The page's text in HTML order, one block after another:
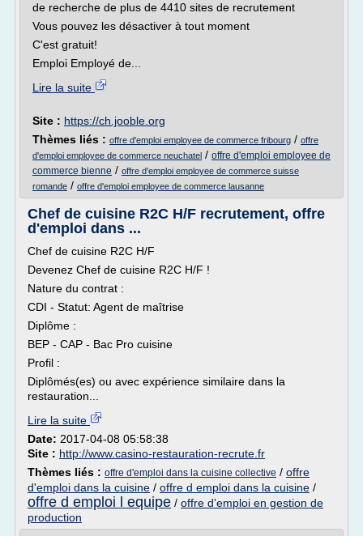
de recherche de plus de 4410 sites de recrutement
Vous pouvez les désactiver à tout moment
C'est gratuit!
Emploi Employé de...
Lire la suite
Site : https://ch.jooble.org
Thèmes liés : offre d'emploi employee de commerce fribourg / offre
d'emploi employee de commerce neuchatel / offre d'emploi employee de
commerce bienne / offre d'emploi employee de commerce suisse
romande / offre d'emploi employee de commerce lausanne
Chef de cuisine R2C H/F recrutement, offre
d'emploi dans ...
Chef de cuisine R2C H/F
Devenez Chef de cuisine R2C H/F !
Nature du contrat :
CDI - Statut: Agent de maîtrise
Diplôme :
BEP - CAP - Bac Pro cuisine
Profil :
Diplômés(es) ou avec expérience similaire dans la
restauration...
Lire la suite
Date: 2017-04-08 05:58:38
Site : http://www.casino-restauration-recrute.fr
Thèmes liés : offre d'emploi dans la cuisine collective / offre
d'emploi dans la cuisine / offre d emploi dans la cuisine /
offre d emploi l equipe / offre d'emploi en gestion de
production